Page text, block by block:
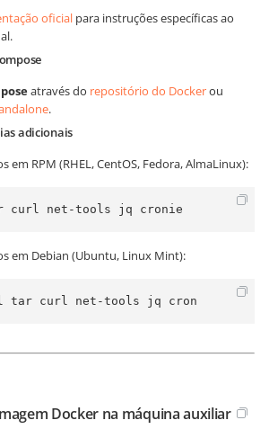
oficial para instruções específicas ao
através do repositório do Dockerou
.
adicionais
em RPM (RHEL, CentOS, Fedora, AlmaLinux):
net-tools jq cronie
em Debian (Ubuntu, Linux Mint):
tar curl net-tools jq cron
Docker na máquina auxiliar